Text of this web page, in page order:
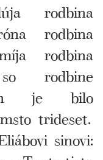
rodbina
rodbina
rodbina
rodbine
je bilo
trideset.
sinovi: